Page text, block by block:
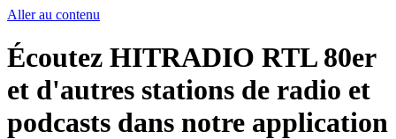
Aller au contenu
Écoutez HITRADIO RTL 80er
et d'autres stations de radio et
podcasts dans notre application